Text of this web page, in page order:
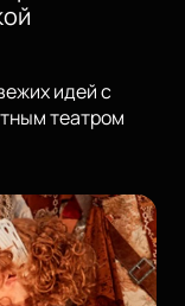
идей с
театром